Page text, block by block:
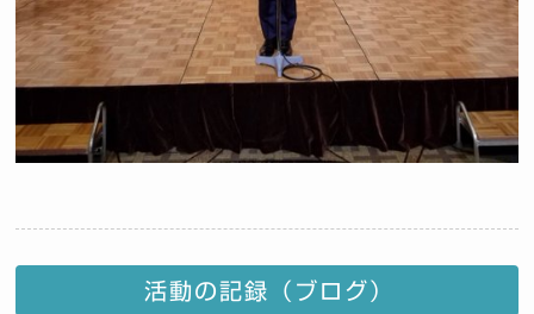
活動の記録（ブログ）